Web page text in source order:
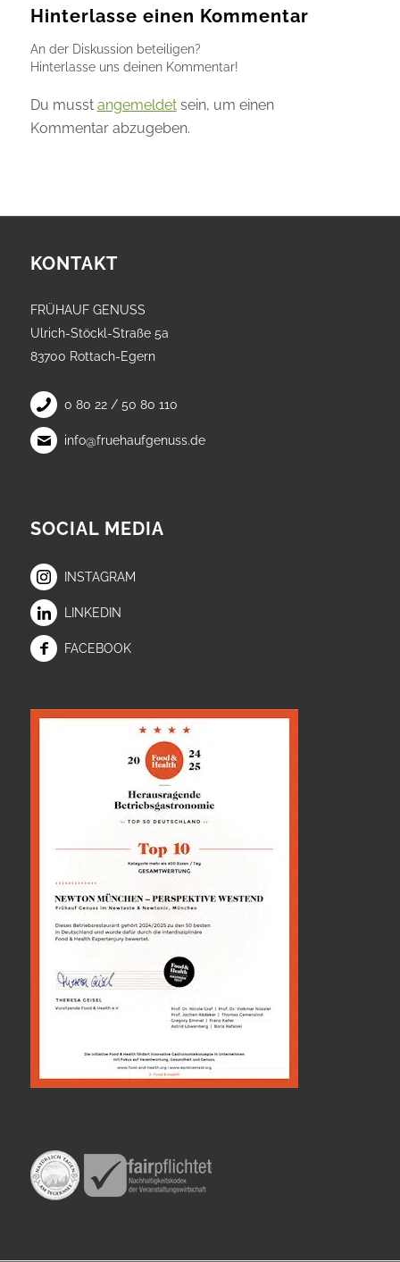
Hinterlasse einen Kommentar
An der Diskussion beteiligen?
Hinterlasse uns deinen Kommentar!
Du musst angemeldetsein, um einen
Kommentar abzugeben.
KONTAKT
FRÜHAUF GENUSS
Ulrich-Stöckl-Straße 5a
83700 Rottach-Egern
0 80 22 / 50 80 110
info@fruehaufgenuss.de
SOCIAL MEDIA
INSTAGRAM
LINKEDIN
FACEBOOK